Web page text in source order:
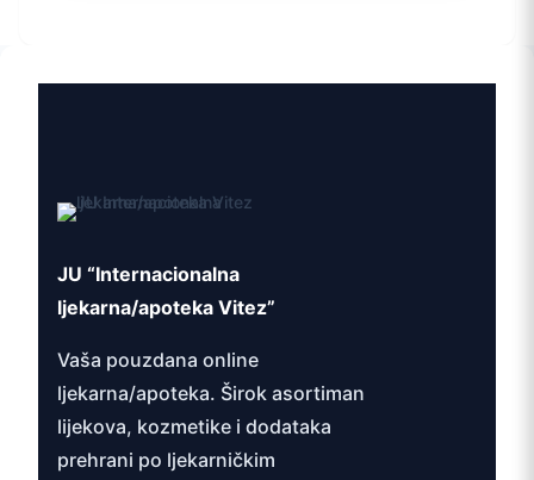
JU “Internacionalna
ljekarna/apoteka Vitez”
Vaša pouzdana online
ljekarna/apoteka. Širok asortiman
lijekova, kozmetike i dodataka
prehrani po ljekarničkim